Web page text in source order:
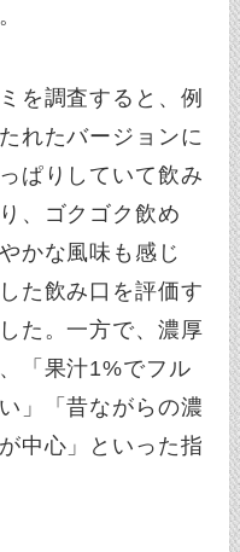
を調査すると、例
れたバージョンに
ぱりしていて飲み
、ゴクゴク飲め
かな風味も感じ
た飲み口を評価す
た。一方で、濃厚
「果汁1%でフル
」「昔ながらの濃
中心」といった指